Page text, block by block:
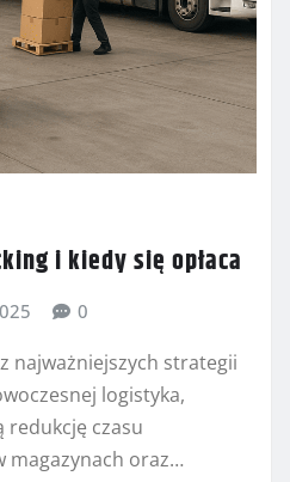
i kiedy się opłaca
0
najważniejszych strategii
logistyka,
redukcję czasu
magazynach oraz…